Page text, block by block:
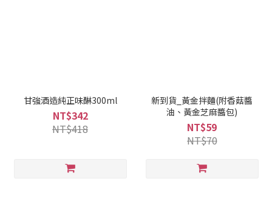
甘強酒造純正味醂300ml
NT$342
NT$418
新到貨_黃金拌麵(附香菇醬
油、黃金芝麻醬包)
NT$59
NT$70